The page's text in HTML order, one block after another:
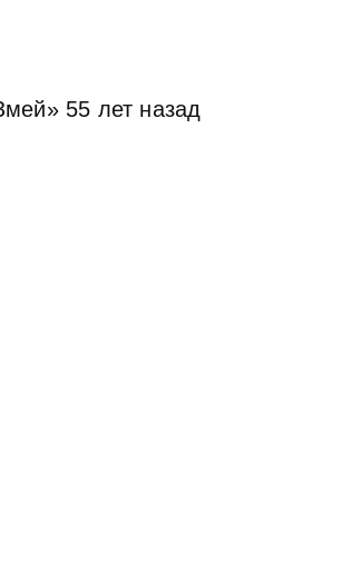
55 лет назад